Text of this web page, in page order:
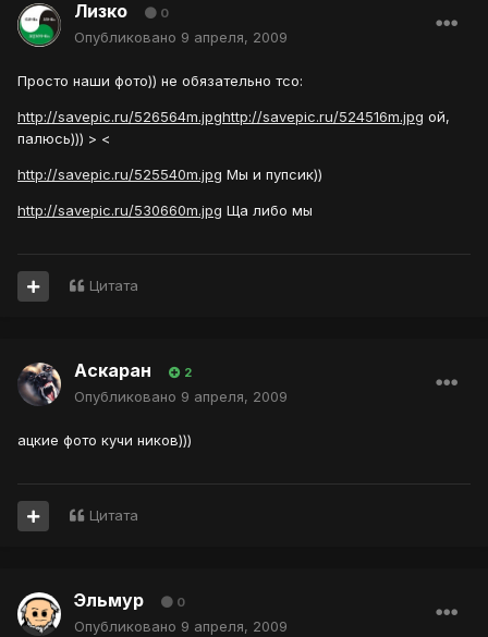
Лизко 0
Опубликовано 9 апреля, 2009
Просто наши фото)) не обязательно тсо:
http://savepic.ru/526564m.jpghttp://savepic.ru/524516m.jpg ой,
палюсь))) > <
http://savepic.ru/525540m.jpg Мы и пупсик))
http://savepic.ru/530660m.jpg Ща либо мы
Цитата
Аскаран 2
Опубликовано 9 апреля, 2009
ацкие фото кучи ников)))
Цитата
Эльмур 0
Опубликовано 9 апреля, 2009